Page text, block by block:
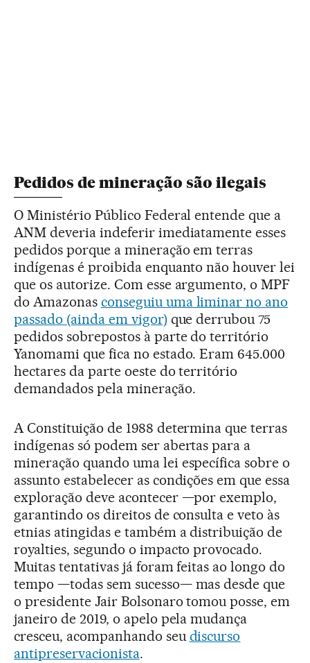
Pedidos de mineração são ilegais
O Ministério Público Federal entende que a
ANM deveria indeferir imediatamente esses
pedidos porque a mineração em terras
indígenas é proibida enquanto não houver lei
que os autorize. Com esse argumento, o MPF
do Amazonas conseguiu uma liminar no ano
passado (ainda em vigor) que derrubou 75
pedidos sobrepostos à parte do território
Yanomami que fica no estado. Eram 645.000
hectares da parte oeste do território
demandados pela mineração.
A Constituição de 1988 determina que terras
indígenas só podem ser abertas para a
mineração quando uma lei específica sobre o
assunto estabelecer as condições em que essa
exploração deve acontecer —por exemplo,
garantindo os direitos de consulta e veto às
etnias atingidas e também a distribuição de
royalties, segundo o impacto provocado.
Muitas tentativas já foram feitas ao longo do
tempo —todas sem sucesso— mas desde que
o presidente Jair Bolsonaro tomou posse, em
janeiro de 2019, o apelo pela mudança
cresceu, acompanhando seu discurso
antipreservacionista.